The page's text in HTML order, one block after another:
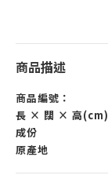
商品描述
商品編號：
長 × 闊 × 高(cm)
成份
原產地